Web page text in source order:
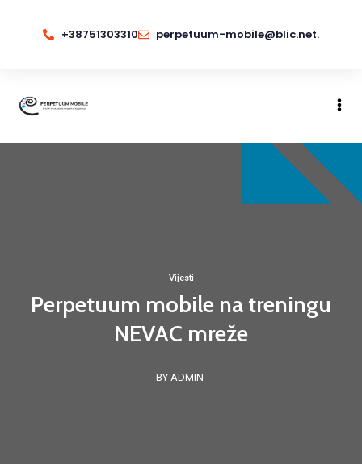
+38751303310 perpetuum-mobile@blic.net.
Vijesti
Perpetuum mobile na treningu
NEVAC mreže
BY ADMIN